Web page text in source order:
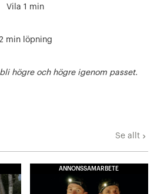
Vila 1 min
min löpning
högre och högre igenom passet.
Se allt keyboard_arrow_right
ANNONSSAMARBETE